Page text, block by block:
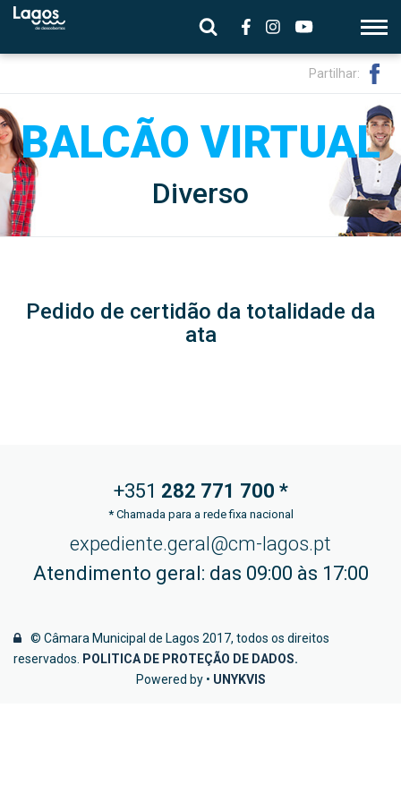
Partilhar:
Diverso
Pedido de certidão da totalidade da
ata
+351 282 771 700 *
*Chamada para a rede fixa nacional
expediente.geral@cm-lagos.pt
Atendimento geral: das 09:00 às 17:00
© Câmara Municipal de Lagos 2017, todos os direitos
reservados.
POLITICA DE PROTEÇÃO DE DADOS.
Powered by • UNYKVIS